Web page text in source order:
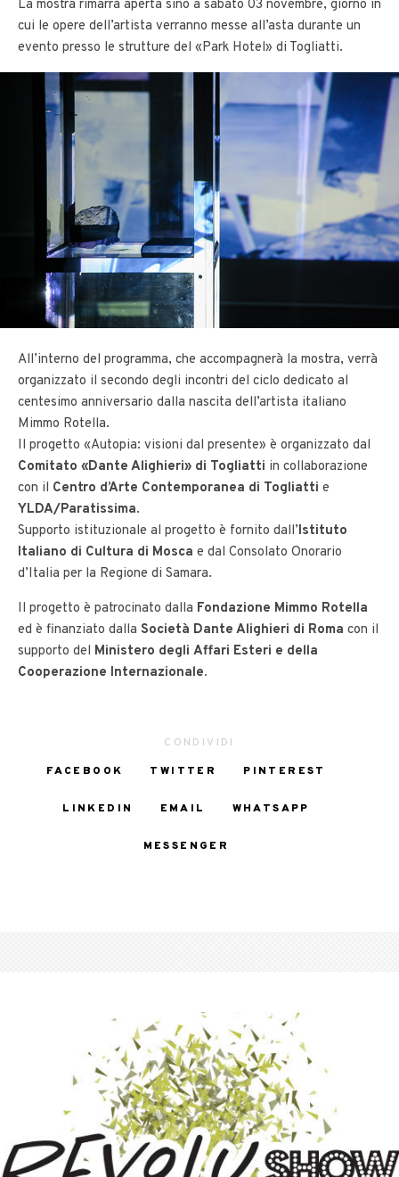
La mostra rimarrà aperta sino a sabato 03 novembre, giorno in
cui le opere dell’artista verranno messe all’asta durante un
evento presso le strutture del «Park Hotel» di Togliatti.
All’interno del programma, che accompagnerà la mostra, verrà
organizzato il secondo degli incontri del ciclo dedicato al
centesimo anniversario dalla nascita dell’artista italiano
Mimmo Rotella.
Il progetto «Autopia: visioni dal presente» è organizzato dal
Comitato «Dante Alighieri» di Togliatti in collaborazione
con il Centro d’Arte Contemporanea di Togliatti e
YLDA/Paratissima.
Supporto istituzionale al progetto è fornito dall’Istituto
Italiano di Cultura di Mosca e dal Consolato Onorario
d’Italia per la Regione di Samara.
Il progetto è patrocinato dalla Fondazione Mimmo Rotella
ed è finanziato dalla Società Dante Alighieri di Roma con il
supporto del Ministero degli Affari Esteri e della
Cooperazione Internazionale.
CONDIVIDI
FACEBOOK
TWITTER PINTEREST
LINKEDIN EMAIL WHATSAPP
MESSENGER